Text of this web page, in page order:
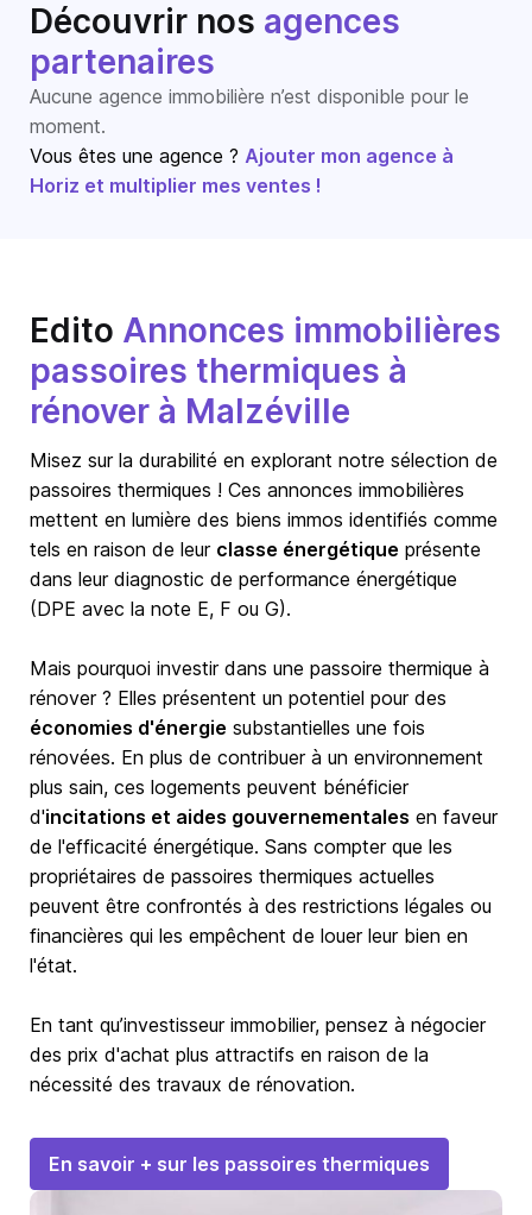
Découvrir nos agences
partenaires
Aucune agence immobilière n’est disponible pour le
moment.
Vous êtes une agence ? Ajouter mon agence à
Horiz et multiplier mes ventes !
Edito Annonces immobilières
passoires thermiques à
rénover à Malzéville
Misez sur la durabilité en explorant notre sélection de
passoires thermiques ! Ces annonces immobilières
mettent en lumière des biens immos identifiés comme
tels en raison de leur classe énergétique présente
dans leur diagnostic de performance énergétique
(DPE avec la note E, F ou G).
Mais pourquoi investir dans une passoire thermique à
rénover ? Elles présentent un potentiel pour des
économies d'énergie substantielles une fois
rénovées. En plus de contribuer à un environnement
plus sain, ces logements peuvent bénéficier
d'incitations et aides gouvernementales en faveur
de l'efficacité énergétique. Sans compter que les
propriétaires de passoires thermiques actuelles
peuvent être confrontés à des restrictions légales ou
financières qui les empêchent de louer leur bien en
l'état.
En tant qu’investisseur immobilier, pensez à négocier
des prix d'achat plus attractifs en raison de la
nécessité des travaux de rénovation.
En savoir + sur les passoires thermiques